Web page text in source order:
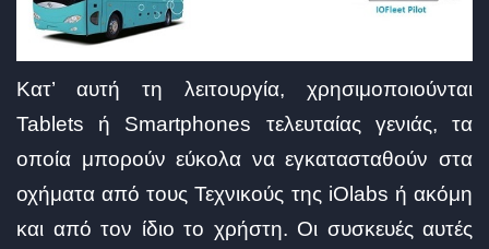
Κατ’ αυτή τη λειτουργία, χρησιμοποιούνται
Tablets ή Smartphones τελευταίας γενιάς, τα
οποία μπορούν εύκολα να εγκατασταθούν στα
οχήματα από τους Τεχνικούς της iOlabs ή ακόμη
και από τον ίδιο το χρήστη. Οι συσκευές αυτές